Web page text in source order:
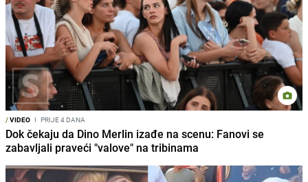
/VIDEO I PRIJE 4 DANA
Dok čekaju da Dino Merlin izađe na scenu: Fanovi se
zabavljali praveći "valove" na tribinama